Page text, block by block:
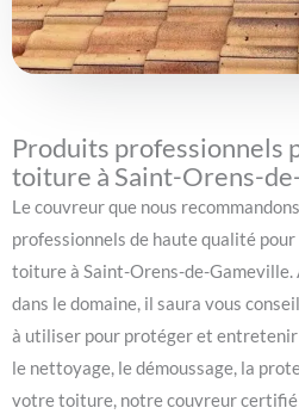
Produits professionnels
toiture à Saint-Orens-
Le couvreur que nous
professionnels de haute qualité
toiture à Saint-Orens-de-Gameville.
dans le domaine, il saura vous
à utiliser pour protéger et
le nettoyage, le démoussage, la
votre toiture, notre couvreur